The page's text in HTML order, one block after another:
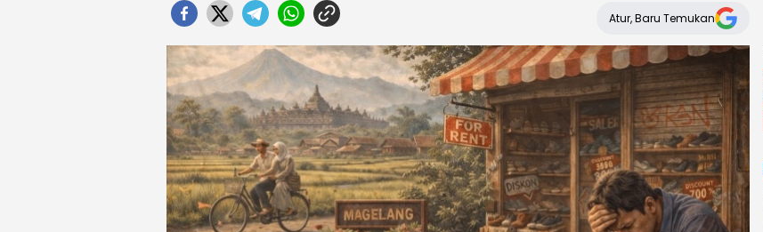
Atur, Baru Temukan